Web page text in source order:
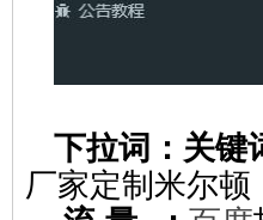
下拉词：关键
厂家定制米尔顿